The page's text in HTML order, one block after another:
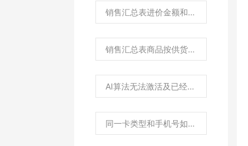
销售汇总表进价金额和进销存报表pos销售成本金额不一致原因？
销售汇总表商品按供货商和商品条码查询数据不一致，如何排查？
AI算法无法激活及已经激活突然出现所有商品都不能识别问题，如何排查？
同一卡类型和手机号如何操作发多张卡？